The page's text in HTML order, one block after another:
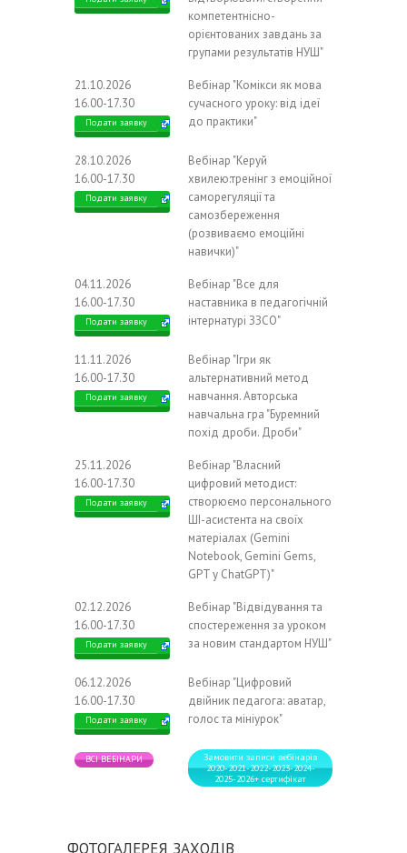
компетентнісно-
орієнтованих завдань за
групами результатів НУШ"
21.10.2026
16.00-17.30
Подати заявку
Вебінар "Комікси як мова
сучасного уроку: від ідеї
до практики"
28.10.2026
16.00-17.30
Подати заявку
Вебінар "Керуй
хвилею:тренінг з емоційної
саморегуляції та
самозбереження
(розвиваємо емоційні
навички)"
04.11.2026
16.00-17.30
Подати заявку
Вебінар "Все для
наставника в педагогічній
інтернатурі ЗЗСО"
11.11.2026
16.00-17.30
Подати заявку
Вебінар "Ігри як
альтернативний метод
навчання. Авторська
навчальна гра "Буремний
похід дроби. Дроби"
25.11.2026
16.00-17.30
Подати заявку
Вебінар "Власний
цифровий методист:
створюємо персонального
ШІ-асистента на своїх
матеріалах (Gemini
Notebook, Gemini Gems,
GPT у ChatGPT)"
02.12.2026
16.00-17.30
Подати заявку
Вебінар "Відвідування та
спостереження за уроком
за новим стандартом НУШ"
06.12.2026
16.00-17.30
Подати заявку
Вебінар "Цифровий
двійник педагога: аватар,
голос та мініурок"
ВСІ ВЕБІНАРИ
Замовити записи вебінарів
2020-2021-2022-2023-2024-
2025-2026+ сертифікат
ФОТОГАЛЕРЕЯ ЗАХОДІВ